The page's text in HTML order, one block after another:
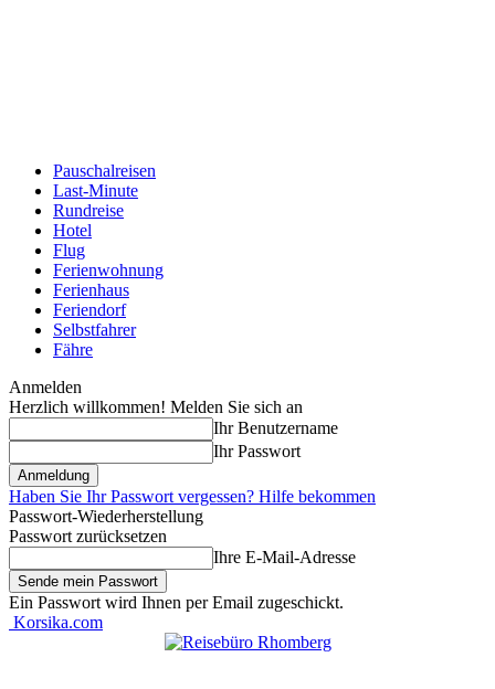
Pauschalreisen
Last-Minute
Rundreise
Hotel
Flug
Ferienwohnung
Ferienhaus
Feriendorf
Selbstfahrer
Fähre
Anmelden
Herzlich willkommen! Melden Sie sich an
Ihr Benutzername
Ihr Passwort
Haben Sie Ihr Passwort vergessen? Hilfe bekommen
Passwort-Wiederherstellung
Passwort zurücksetzen
Ihre E-Mail-Adresse
Ein Passwort wird Ihnen per Email zugeschickt.
Korsika.com